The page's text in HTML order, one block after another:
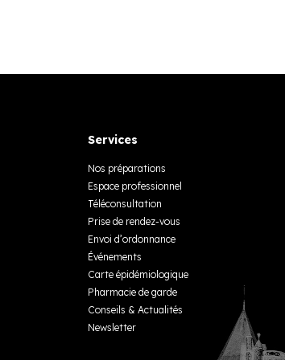
Services
Nos préparations
Espace professionnel
Téléconsultation
Prise de rendez-vous
Envoi d’ordonnance
Événements
Carte épidémiologique
Pharmacie de garde
Conseils & Actualités
Newsletter